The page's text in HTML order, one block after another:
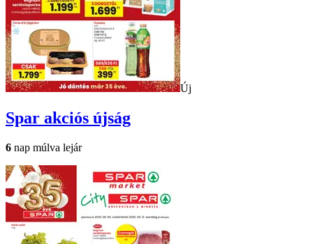
Új
Spar akciós újság
6 nap múlva lejár